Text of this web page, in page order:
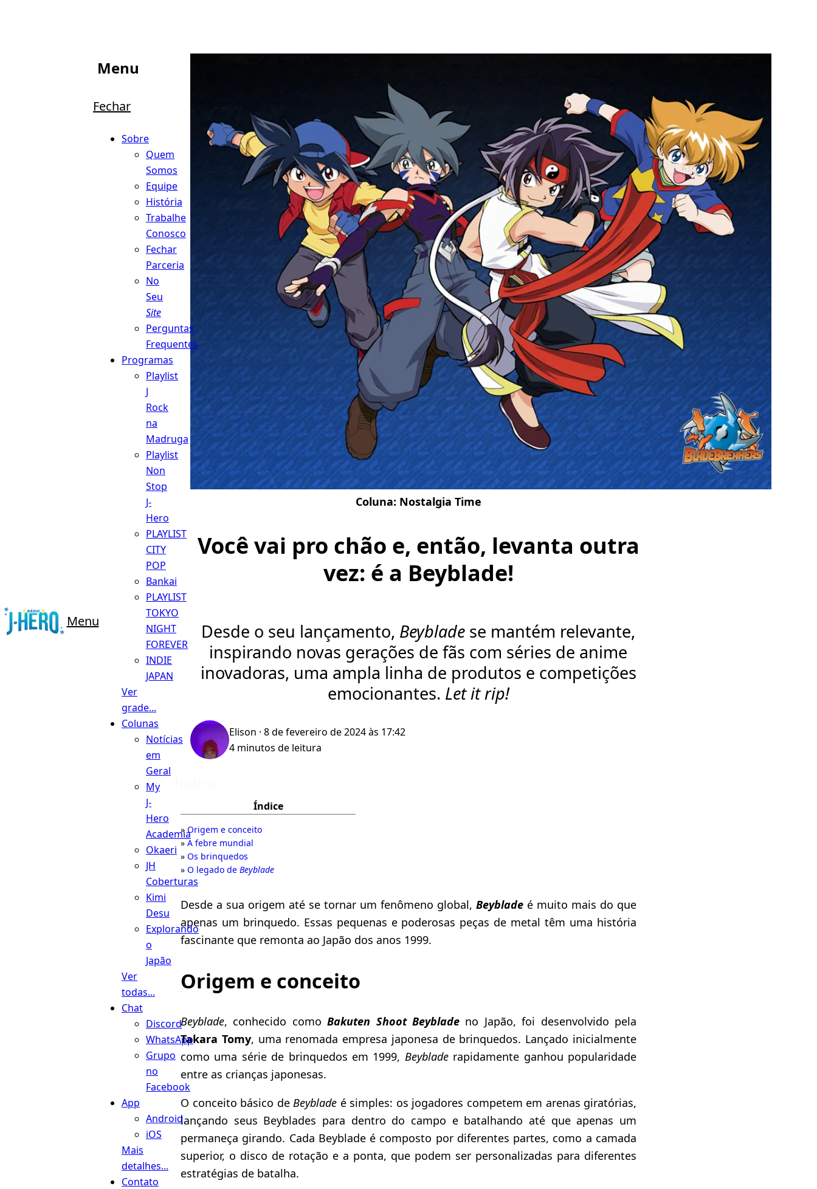
Menu
Menu
Fechar
Sobre
Quem
Somos
Equipe
História
Trabalhe
Conosco
Fechar
Parceria
No
Seu
Site
Perguntas
Frequentes
Programas
Playlist
J
Rock
na
Madruga
Playlist
Non
Stop
J-
Hero
PLAYLIST
CITY
POP
Bankai
PLAYLIST
TOKYO
NIGHT
FOREVER
INDIE
JAPAN
Ver
grade...
Colunas
Notícias
em
Geral
My
J-
Hero
Academia
Okaeri
JH
Coberturas
Kimi
Desu
Explorando
o
Japão
Ver
todas...
Chat
Discord
WhatsApp
Grupo
no
Facebook
App
Android
iOS
Mais
detalhes...
Contato
Coluna: Nostalgia Time
Você vai pro chão e, então, levanta outra
vez: é a Beyblade!
Desde o seu lançamento, Beyblade se mantém relevante,
inspirando novas gerações de fãs com séries de anime
inovadoras, uma ampla linha de produtos e competições
emocionantes. Let it rip!
Elison · 8 de fevereiro de 2024 às 17:42
4 minutos de leitura
Índice
Origem e conceito
A febre mundial
Os brinquedos
O legado de Beyblade
Desde a sua origem até se tornar um fenômeno global, Beyblade é muito mais do que
apenas um brinquedo. Essas pequenas e poderosas peças de metal têm uma história
fascinante que remonta ao Japão dos anos 1999.
Origem e conceito
Beyblade, conhecido comoBakuten Shoot Beyblade no Japão, foi desenvolvido pela
Takara Tomy, uma renomada empresa japonesa de brinquedos. Lançado inicialmente
como uma série de brinquedos em 1999, Beybladerapidamente ganhou popularidade
entre as crianças japonesas.
O conceito básico de Beyblade é simples: os jogadores competem em arenas giratórias,
lançando seus Beyblades para dentro do campo e batalhando até que apenas um
permaneça girando. Cada Beyblade é composto por diferentes partes, como a camada
superior, o disco de rotação e a ponta, que podem ser personalizadas para diferentes
estratégias de batalha.